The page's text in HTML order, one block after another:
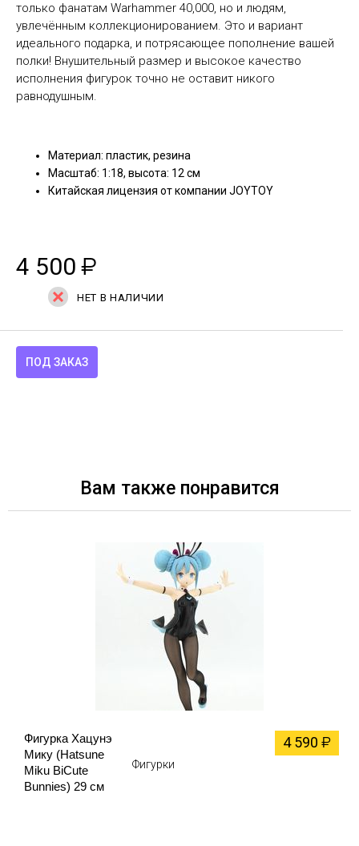
только фанатам Warhammer 40,000, но и людям,
увлечённым коллекционированием. Это и вариант
идеального подарка, и потрясающее пополнение вашей
полки! Внушительный размер и высокое качество
исполнения фигурок точно не оставит никого
равнодушным.
Материал: пластик, резина
Масштаб: 1:18, высота: 12 см
Китайская лицензия от компании JOYTOY
4 500 ₽
НЕТ В НАЛИЧИИ
ПОД ЗАКАЗ
Вам также понравится
Фигурка Хацунэ
Мику (Hatsune
Miku BiCute
Bunnies) 29 см
4 590 ₽
Фигурки